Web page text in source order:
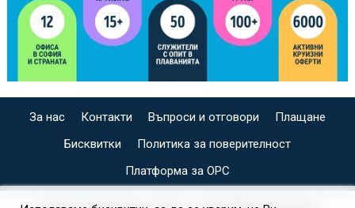
За нас Контакти Въпроси и отговори
Плащане
Бисквитки
Политика за поверителност
Платформа за ОРС